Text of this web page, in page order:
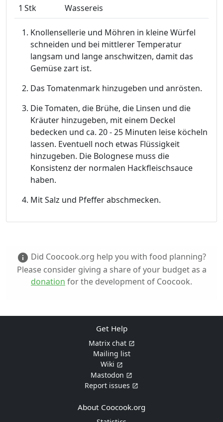
1 Stk Wassereis
Knollensellerie und Möhren in kleine Würfel
schneiden und bei mittlerer Temperatur
langsam und lange anschwitzen, damit das
Gemüse zart ist.
Das Tomatenmark hinzugeben und anrösten.
Die Tomaten, die Brühe, die Linsen und die
Kräuter hinzugeben, mit einem Deckel
bedecken und ca. 20 - 25 Minuten leise köcheln
lassen. Eventuell noch etwas Flüssigkeit
hinzugeben. Die Bolognese muss die
Konsistenz der normalen Hackfleischsauce
haben.
Mit Salz und Pfeffer abschmecken.
info Did Coocook.org help you with food planning?
Please consider giving a share of your budget as a
donation for the development of Coocook.
Get Help
Matrix chat
Mailing list
Wiki
Mastodon
Report issues
About Coocook.org